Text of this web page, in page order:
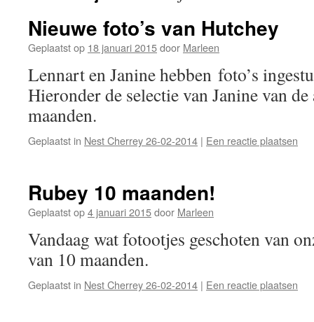
Nieuwe foto’s van Hutchey
Geplaatst op 18 januari 2015door Marleen
Lennart en Janine hebben foto’s
Hieronder de selectie van Janine van
maanden.
Geplaatst in Nest Cherrey 26-02-2014 | Een reactie plaatsen
Rubey 10 maanden!
Geplaatst op4 januari 2015door Marleen
Vandaag wat fotootjes geschoten van
van 10 maanden.
Geplaatst in Nest Cherrey 26-02-2014 | Een reactie plaatsen